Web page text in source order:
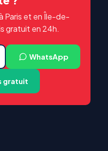
Paris et en Île-de-
gratuit en 24h.
WhatsApp
gratuit